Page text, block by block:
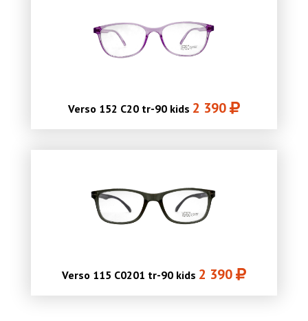
Verso 152 C20 tr-90 kids 2 390
Verso 115 C0201 tr-90 kids 2 390